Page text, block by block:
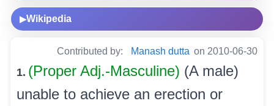
▶Wikipedia
Contributed by: Manash dutta on 2010-06-30
1. (Proper Adj.-Masculine) (A male)
unable to achieve an erection or